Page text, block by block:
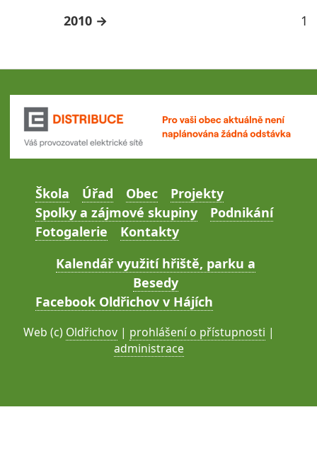
2010
1
Škola Úřad Obec
Projekty
Spolky a zájmové skupiny
Podnikání
Fotogalerie
Kontakty
Kalendář využití hřiště, parku a
Besedy
Facebook Oldřichov v Hájích
Web (c) Oldřichov | prohlášení o přístupnosti |
administrace